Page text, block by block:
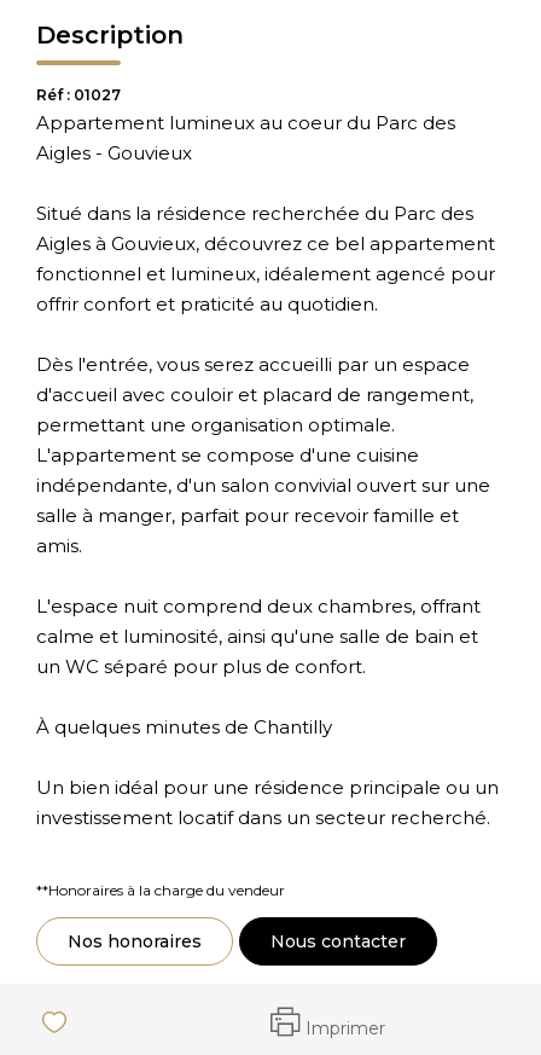
Description
Réf : 01027
Appartement lumineux au coeur du Parc des
Aigles - Gouvieux
Situé dans la résidence recherchée du Parc des
Aigles à Gouvieux, découvrez ce bel appartement
fonctionnel et lumineux, idéalement agencé pour
offrir confort et praticité au quotidien.
Dès l'entrée, vous serez accueilli par un espace
d'accueil avec couloir et placard de rangement,
permettant une organisation optimale.
L'appartement se compose d'une cuisine
indépendante, d'un salon convivial ouvert sur une
salle à manger, parfait pour recevoir famille et
amis.
L'espace nuit comprend deux chambres, offrant
calme et luminosité, ainsi qu'une salle de bain et
un WC séparé pour plus de confort.
À quelques minutes de Chantilly
Un bien idéal pour une résidence principale ou un
investissement locatif dans un secteur recherché.
**Honoraires à la charge du vendeur
Nos honoraires Nous contacter
Imprimer